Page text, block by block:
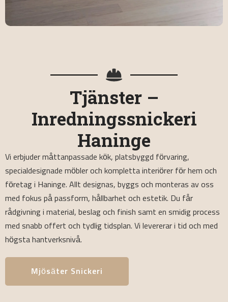
Tjänster –
Inredningssnickeri
Haninge
Vi erbjuder måttanpassade kök, platsbyggd förvaring,
specialdesignade möbler och kompletta interiörer för hem och
företag i Haninge. Allt designas, byggs och monteras av oss
med fokus på passform, hållbarhet och estetik. Du får
rådgivning i material, beslag och finish samt en smidig process
med snabb offert och tydlig tidsplan. Vi levererar i tid och med
högsta hantverksnivå.
Mjösäter Snickeri